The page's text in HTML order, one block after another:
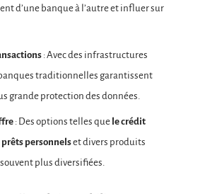
d’une banque à l’autre et influer sur
: Avec des infrastructures
traditionnelles garantissent
grande protection des données.
: Des options telles que le crédit
prêts personnelset divers produits
plus diversifiées.